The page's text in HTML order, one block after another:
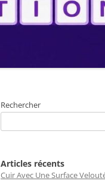
Rechercher
Articles récents
Cuir Avec Une Surface